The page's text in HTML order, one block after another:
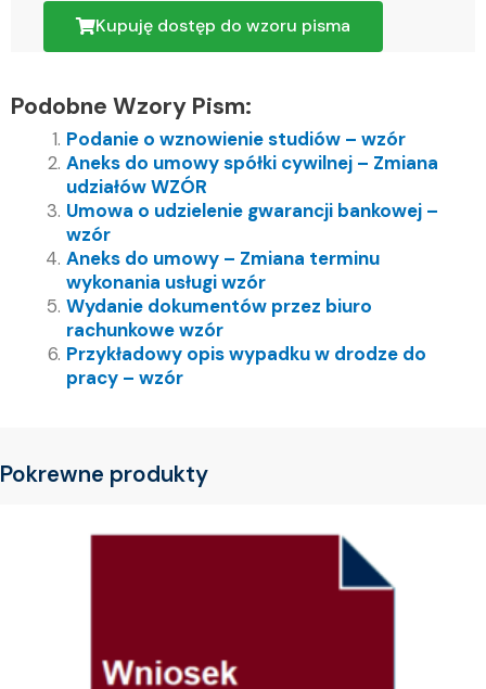
Kupuję dostęp do wzoru pisma
Podobne Wzory Pism:
Podanie o wznowienie studiów – wzór
Aneks do umowy spółki cywilnej – Zmiana
udziałów WZÓR
Umowa o udzielenie gwarancji bankowej –
wzór
Aneks do umowy – Zmiana terminu
wykonania usługi wzór
Wydanie dokumentów przez biuro
rachunkowe wzór
Przykładowy opis wypadku w drodze do
pracy – wzór
Pokrewne produkty